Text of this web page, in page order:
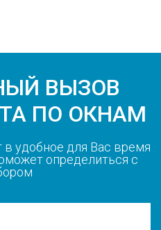
ВЫЗОВ
ПО ОКНАМ
удобное для Вас время
определиться с